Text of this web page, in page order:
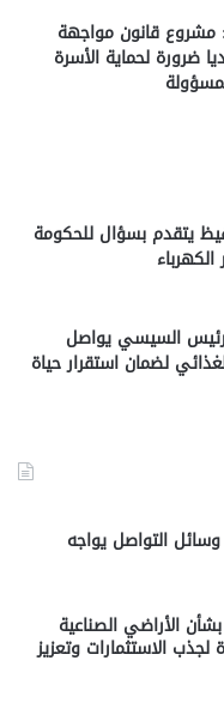
مشروع قانون مواجهة
ضرورة لحماية الأسرة
يتقدم بسؤال للحكومة
السيسي يواصل
لضمان استقرار حياة
التواصل يواجه
الأراضي الصناعية
الاستثمارات وتعزيز